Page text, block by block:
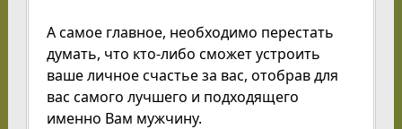
А самое главное, необходимо перестать
думать, что кто-либо сможет устроить
ваше личное счастье за вас, отобрав для
вас самого лучшего и подходящего
именно Вам мужчину.